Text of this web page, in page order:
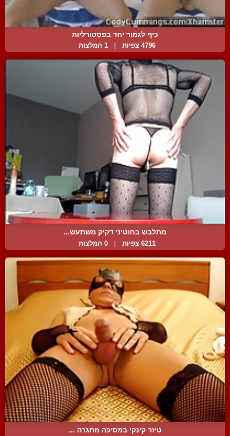
כיף לגמור יחד בפסטורליות
4796 צפיות 1 המלצות
מתלבש בחוטיני דקיק משתעש...
6211 צפיות 0 המלצות
טיזר קינקי במסיכה מתגרה ...